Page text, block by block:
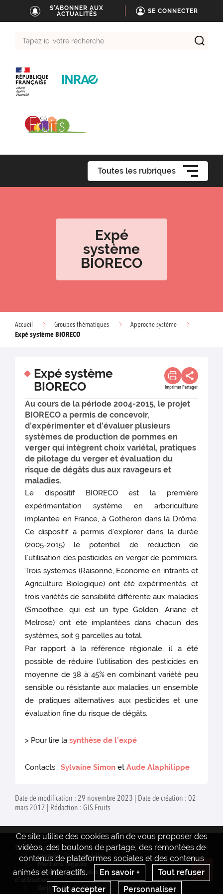
S'ABONNER AUX
ACTUALITÉS
SE CONNECTER
Toutes les rubriques
Expé
système
BIORECO
Accueil Groupes thématiques
Approche système
Expé système BIORECO
Expé système
BIORECO
Imprimer Partager
Au cours de la période 2004-2015, le projet
BIORECO a permis de concevoir,
d’expérimenter et d’évaluer plusieurs
systèmes de production de pommes en
verger qui intègrent choix variétal, pratiques
de pilotage du verger et évaluation du
risque de dégâts dus aux ravageurs et
maladies.
Le dispositif BIORECO est la première
expérimentation système en arboriculture
implantée en France, à Gotheron dans la Drôme.
Ce dispositif a permis d’explorer dans la durée
(2005-2015) le potentiel de réduction de
l’utilisation des pesticides en verger de pommiers.
Trois systèmes (Raisonné, Econome en intrants et
Agriculture Biologique) ont été expérimentés, et
trois variétés de sensibilité différente aux maladies
(Smoothee, qui est un type Golden, Ariane et
Melrose) ont été implantées dans chacun des
systèmes, soit 9 parcelles au total.
Par rapport à la référence régionale, il a été
possible de réduire l’utilisation des pesticides en
moyenne de 38 à 45% en combinant variété peu
sensible ou résistante aux maladies, un ensemble
de pratiques alternatives aux pesticides et une
évaluation fine du risque de dégâts.
> Pour lire lasynthèse de l’expé
Contacts :Sylvaine Simon etAude Alaphilippe
Date de modification : 29 novembre 2023 | Date de création : 02
mars 2017 | Rédaction : GIS Fruits
Ce site utilise des cookies afin de vous proposer des
vidéos, des boutons de partage, des remontées de
contenus de plateformes sociales et des contenus
animés et interactifs.
En savoir +
Tout refuser
Tout accepter
Personnaliser
© INRAE 2022
Actualités
Contact
Crédits
Mentions legales
Conditions générales
d'utilisation
Gestion des cookies
www.inrae.fr